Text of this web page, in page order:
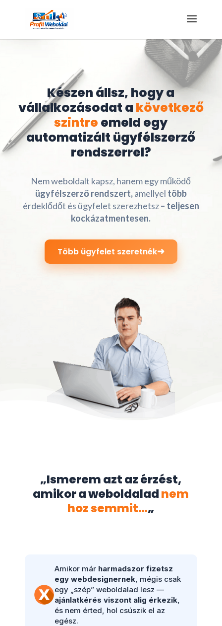
Készen állsz, hogy a
vállalkozásodat a következő
szintre emeld egy
automatizált ügyfélszerző
rendszerrel?
Nem weboldalt kapsz, hanem egy működő
ügyfélszerző rendszert,amellyel több
érdeklődőt és ügyfelet szerezhetsz– teljesen
kockázatmentesen.
Több ügyfelet szeretnék➜
„Ismerem azt az érzést,
amikor a weboldaladnem
hoz semmit…„
Amikor már harmadszor fizetsz
egy webdesignernek, mégis csak
egy „szép” weboldalad lesz —
ajánlatkérés viszont alig érkezik,
és nem érted, hol csúszik el az
egész.